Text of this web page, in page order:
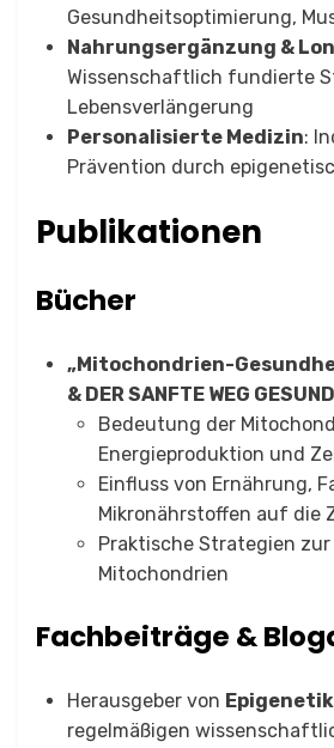
Gesundheitsoptimierung,
Nahrungsergänzung &
Wissenschaftlich fundierte
Lebensverlängerung
Personalisierte Medizin:
Prävention durch
Publikationen
Bücher
„Mitochondrien-
& DER SANFTE WEG
Bedeutung der
Energieproduktion und
Einfluss von Ernährung,
Mikronährstoffen auf die
Praktische Strategien
Mitochondrien
Fachbeiträge &
Herausgeber von
regelmäßigen